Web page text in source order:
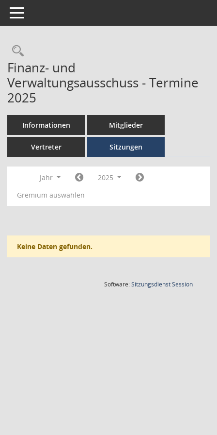
Toggle navigation
Finanz- und
Verwaltungsausschuss - Termine
2025
Informationen Mitglieder
Vertreter Sitzungen
Jahr
2025
Gremium auswählen
Keine Daten gefunden.
Software:SitzungsdienstSession(Wird in